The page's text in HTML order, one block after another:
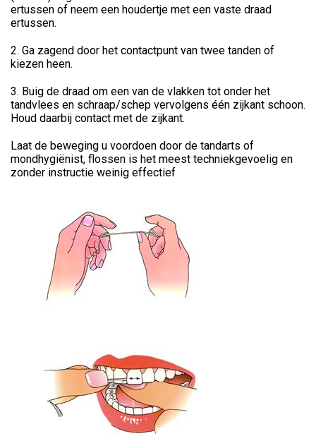
ertussen of neem een houdertje met een vaste draad
ertussen.
2. Ga zagend door het contactpunt van twee tanden of
kiezen heen.
3. Buig de draad om een van de vlakken tot onder het
tandvlees en schraap/schep vervolgens één zijkant schoon.
Houd daarbij contact met de zijkant.
Laat de beweging u voordoen door de tandarts of
mondhygiënist, flossen is het meest techniekgevoelig en
zonder instructie weinig effectief